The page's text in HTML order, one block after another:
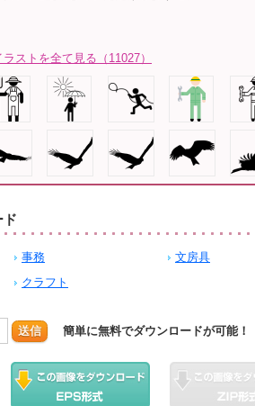
ストを全て見る（11027）
ド
事務 文房具
クラフト
送信 簡単に無料でダウンロードが可能！